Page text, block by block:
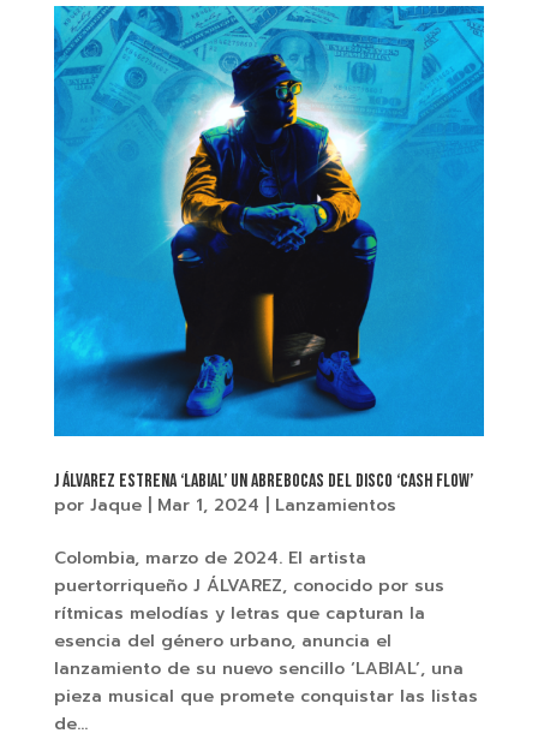
J Álvarez estrena ‘Labial’ un abrebocas del disco ‘Cash Flow’
por Jaque| Mar 1, 2024 Lanzamientos
Colombia, marzo de 2024. El artista
puertorriqueño J ÁLVAREZ, conocido por sus
rítmicas melodías y letras que capturan la
esencia del género urbano, anuncia el
lanzamiento de su nuevo sencillo ‘LABIAL’, una
pieza musical que promete conquistar las listas
de...